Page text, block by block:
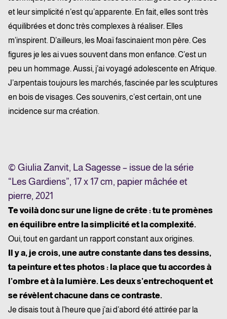
et leur simplicité n’est qu’apparente. En fait, elles sont très
équilibrées et donc très complexes à réaliser. Elles
m’inspirent. D’ailleurs, les Moaï fascinaient mon père. Ces
figures je les ai vues souvent dans mon enfance. C’est un
peu un hommage. Aussi, j’ai voyagé adolescente en Afrique.
J’arpentais toujours les marchés, fascinée par les sculptures
en bois de visages. Ces souvenirs, c’est certain, ont une
incidence sur ma création.
© Giulia Zanvit, La Sagesse – issue de la série
“Les Gardiens”, 17 x 17 cm, papier mâchée et
pierre, 2021
Te voilà donc sur une ligne de crête : tu te promènes
en équilibre entre la simplicité et la complexité.
Oui, tout en gardant un rapport constant aux origines.
Il y a, je crois, une autre constante dans tes dessins,
ta peinture et tes photos : la place que tu accordes à
l’ombre et à la lumière. Les deux s’entrechoquent et
se révèlent chacune dans ce contraste.
Je disais tout à l’heure que j’ai d’abord été attirée par la